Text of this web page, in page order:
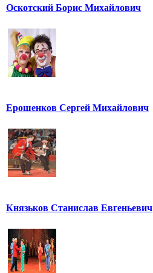
Оскотский Борис Михайлович
Ерошенков Сергей Михайлович
Князьков Станислав Евгеньевич